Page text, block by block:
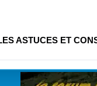
ASTUCES ET